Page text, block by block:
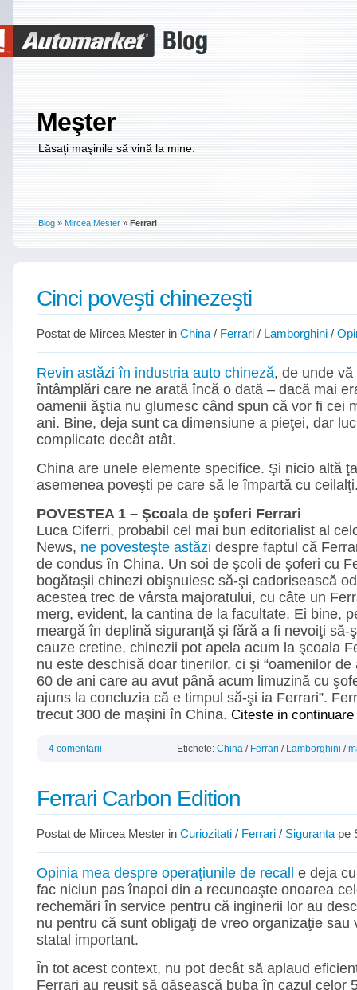
Meşter
Lăsaţi maşinile să vină la mine.
Blog » Mircea Mester » Ferrari
Cinci poveşti chinezeşti
Postat de Mircea Mester in China / Ferrari / Lamborghini /
Revin astăzi în industria auto chineză, de unde
întâmplări care ne arată încă o dată – dacă mai
oamenii ăştia nu glumesc când spun că vor fi cei
ani. Bine, deja sunt ca dimensiune a pieţei, dar
complicate decât atât.
China are unele elemente specifice. Şi nicio altă
asemenea poveşti pe care să le împartă cu
POVESTEA 1 – Şcoala de şoferi Ferrari
Luca Ciferri, probabil cel mai bun editorialist al
News, ne povesteşte astăzi despre faptul că
de condus în China. Un soi de şcoli de şoferi cu
bogătaşii chinezi obişnuiesc să-şi cadorisească
acestea trec de vârsta majoratului, cu câte un
merg, evident, la cantina de la facultate. Ei bine,
meargă în deplină siguranţă şi fără a fi nevoiţi să-
cauze cretine, chinezii pot apela acum la şcoala
nu este deschisă doar tinerilor, ci şi “oamenilor
60 de ani care au avut până acum limuzină cu
ajuns la concluzia că e timpul să-şi ia Ferrari”.
trecut 300 de maşini în China. Citeste in continuare
4 comentarii Etichete: China / Ferrari / Lamborghini /
Ferrari Carbon Edition
Postat de Mircea Mester in Curiozitati / Ferrari / Siguranta pe
Opinia mea despre operaţiunile de recall
e deja
fac niciun pas înapoi din a recunoaşte onoarea
rechemări în service pentru că inginerii lor au
nu pentru că sunt obligaţi de vreo organizaţie sau
statal important.
În tot acest context, nu pot decât să aplaud
Ferrari au reuşit să găsească buba în cazul celor